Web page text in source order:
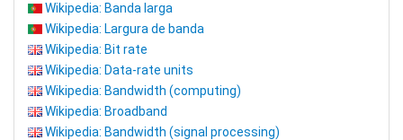
Wikipedia: Banda larga
Wikipedia: Largura de banda
Wikipedia: Bit rate
Wikipedia: Data-rate units
Wikipedia: Bandwidth (computing)
Wikipedia: Broadband
Wikipedia: Bandwidth (signal processing)